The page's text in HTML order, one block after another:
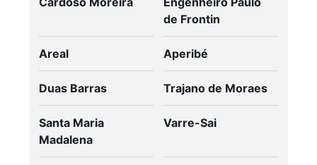
de Frontin
Areal Aperibé
Duas Barras Trajano de Moraes
Santa Maria
Madalena
Varre-Sai